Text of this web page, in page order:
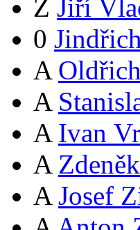
Z Jiří
0
A
A
A Ivan
A
A Josef